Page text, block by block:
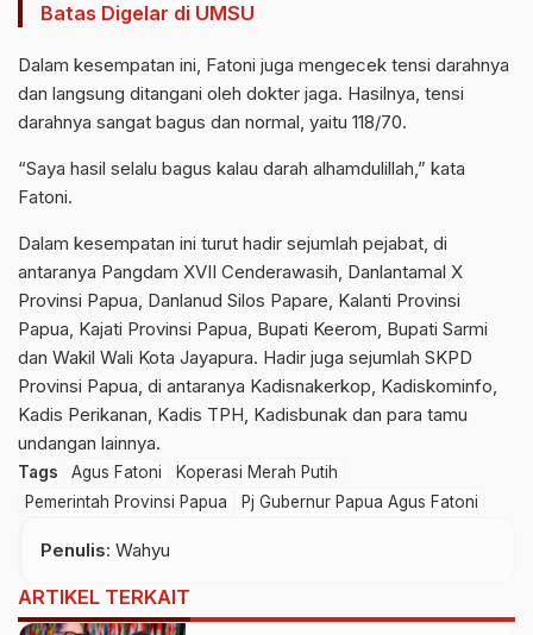
Batas Digelar di UMSU
Dalam kesempatan ini, Fatoni juga mengecek tensi darahnya
dan langsung ditangani oleh dokter jaga. Hasilnya, tensi
darahnya sangat bagus dan normal, yaitu 118/70.
“Saya hasil selalu bagus kalau darah alhamdulillah,” kata
Fatoni.
Dalam kesempatan ini turut hadir sejumlah pejabat, di
antaranya Pangdam XVII Cenderawasih, Danlantamal X
Provinsi Papua, Danlanud Silos Papare, Kalanti Provinsi
Papua, Kajati Provinsi Papua, Bupati Keerom, Bupati Sarmi
dan Wakil Wali Kota Jayapura. Hadir juga sejumlah SKPD
Provinsi Papua, di antaranya Kadisnakerkop, Kadiskominfo,
Kadis Perikanan, Kadis TPH, Kadisbunak dan para tamu
undangan lainnya.
Tags Agus Fatoni
Koperasi Merah Putih
Pemerintah Provinsi Papua
Pj Gubernur Papua Agus Fatoni
Penulis: Wahyu
ARTIKEL TERKAIT